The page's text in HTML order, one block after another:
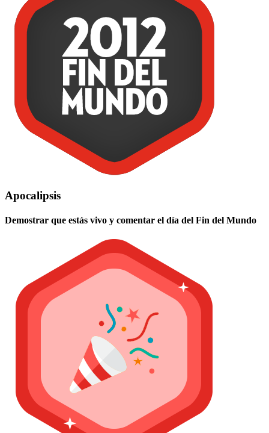
Apocalipsis
Demostrar que estás vivo y comentar el día del Fin del Mundo